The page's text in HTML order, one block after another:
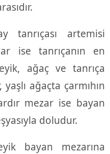
tanrıçası artemisi
ise tanrıçanın en
ağaç ve tanrıça
ağaçta çarmıhın
mezar ise bayan
doludur.
bayan mezarına